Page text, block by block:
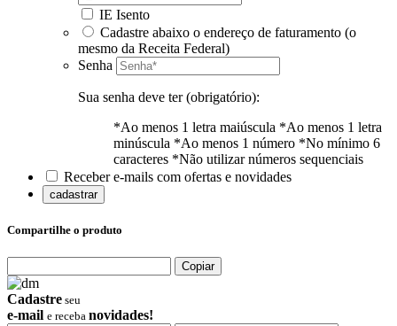
IE Isento
Cadastre abaixo o endereço de faturamento (o
mesmo da Receita Federal)
Senha
Sua senha deve ter (obrigatório):
*Ao menos 1 letra maiúscula *Ao menos 1 letra
minúscula *Ao menos 1 número *No mínimo 6
caracteres *Não utilizar números sequenciais
Receber e-mails com ofertas e novidades
cadastrar
Compartilhe o produto
Copiar
Cadastre seu
e-mail e receba novidades!